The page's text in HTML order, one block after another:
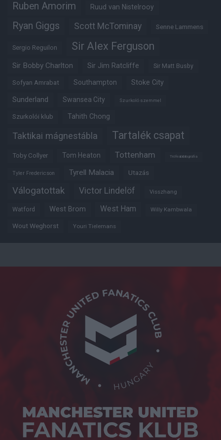
Ruben Amorim Ruud van Nistelrooy
Ryan Giggs Scott McTominay Senne Lammens
Sergio Reguilon Sir Alex Ferguson
Sir Bobby Charlton Sir Jim Ratcliffe Sir Matt Busby
Sofyan Amrabat Southampton Stoke City
Sunderland Swansea City Szurkoló szemmel
Szurkolói klub Tahith Chong
Taktikai mágnestábla Tartalék csapat
Toby Collyer Tom Heaton Tottenham Trófeabibliográfia
Tyler Fredericson Tyrell Malacia Utazás
Válogatottak Victor Lindelöf Visszhang
Watford West Brom West Ham Willy Kambwala
Wout Weghorst Youri Tielemans